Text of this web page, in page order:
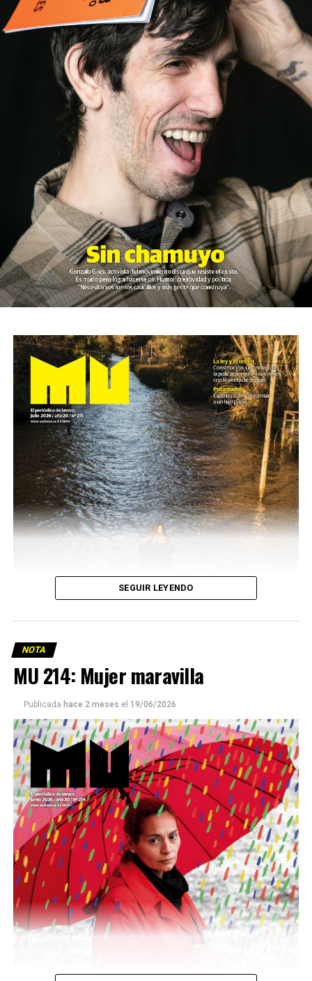
Este número 215 de MU ☝️viene con doble tapa, que
podría ser una frase:
Sin chamuyo, a remarla.
Descargar la Mu en PDF
SEGUIR LEYENDO
NOTA
MU 214: Mujer maravilla
Publicada hace 2 meses el 19/06/2026